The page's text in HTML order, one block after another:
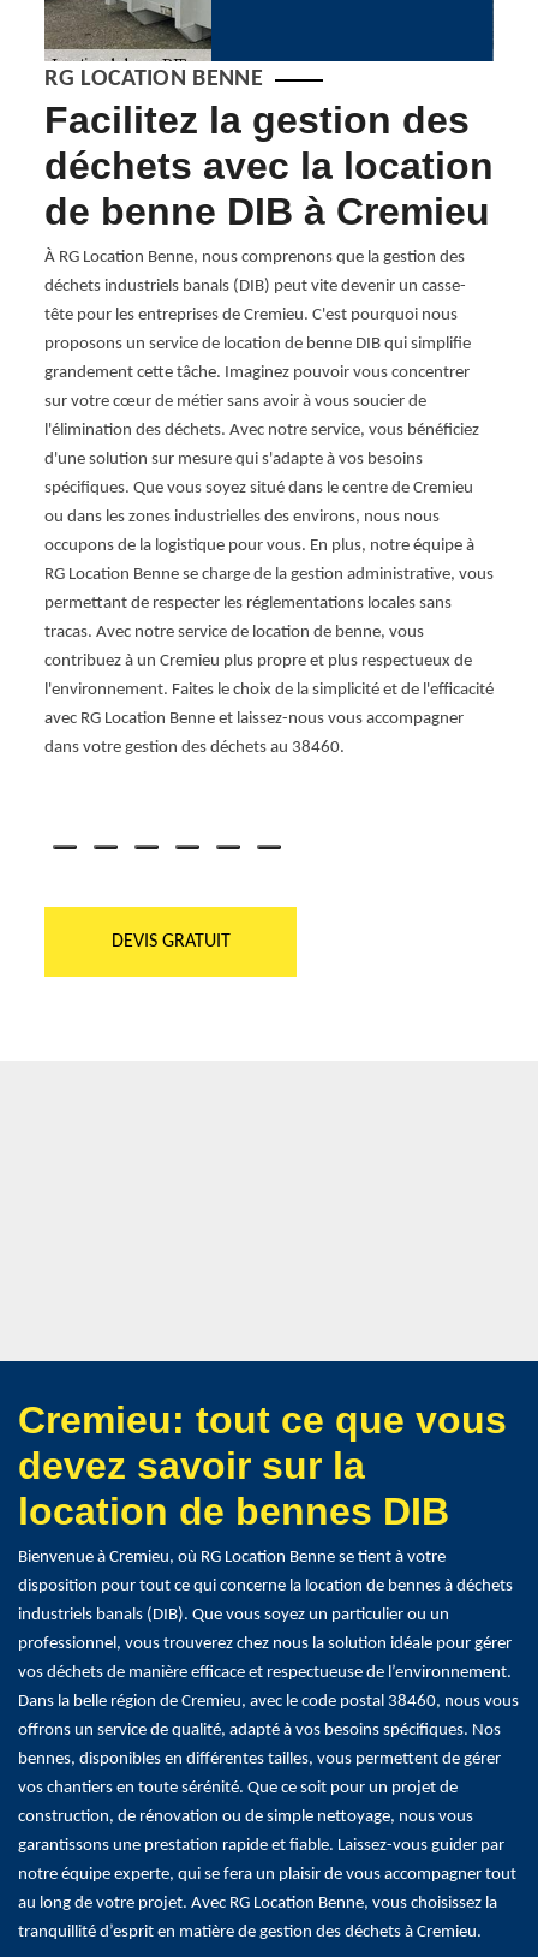
RG LOCATION BENNE
Facilitez la gestion des
déchets avec la location
de benne DIB à Cremieu
À RG Location Benne, nous comprenons que la gestion des
déchets industriels banals (DIB) peut vite devenir un casse-
tête pour les entreprises de Cremieu. C'est pourquoi nous
proposons un service de location de benne DIB qui simplifie
grandement cette tâche. Imaginez pouvoir vous concentrer
sur votre cœur de métier sans avoir à vous soucier de
l'élimination des déchets. Avec notre service, vous bénéficiez
d'une solution sur mesure qui s'adapte à vos besoins
spécifiques. Que vous soyez situé dans le centre de Cremieu
ou dans les zones industrielles des environs, nous nous
occupons de la logistique pour vous. En plus, notre équipe à
RG Location Benne se charge de la gestion administrative, vous
permettant de respecter les réglementations locales sans
tracas. Avec notre service de location de benne, vous
contribuez à un Cremieu plus propre et plus respectueux de
l'environnement. Faites le choix de la simplicité et de l'efficacité
avec RG Location Benne et laissez-nous vous accompagner
dans votre gestion des déchets au 38460.
DEVIS GRATUIT
Cremieu: tout ce que vous
devez savoir sur la
location de bennes DIB
Bienvenue à Cremieu, où RG Location Benne se tient à votre
disposition pour tout ce qui concerne la location de bennes à déchets
industriels banals (DIB). Que vous soyez un particulier ou un
professionnel, vous trouverez chez nous la solution idéale pour gérer
vos déchets de manière efficace et respectueuse de l’environnement.
Dans la belle région de Cremieu, avec le code postal 38460, nous vous
offrons un service de qualité, adapté à vos besoins spécifiques. Nos
bennes, disponibles en différentes tailles, vous permettent de gérer
vos chantiers en toute sérénité. Que ce soit pour un projet de
construction, de rénovation ou de simple nettoyage, nous vous
garantissons une prestation rapide et fiable. Laissez-vous guider par
notre équipe experte, qui se fera un plaisir de vous accompagner tout
au long de votre projet. Avec RG Location Benne, vous choisissez la
tranquillité d’esprit en matière de gestion des déchets à Cremieu.